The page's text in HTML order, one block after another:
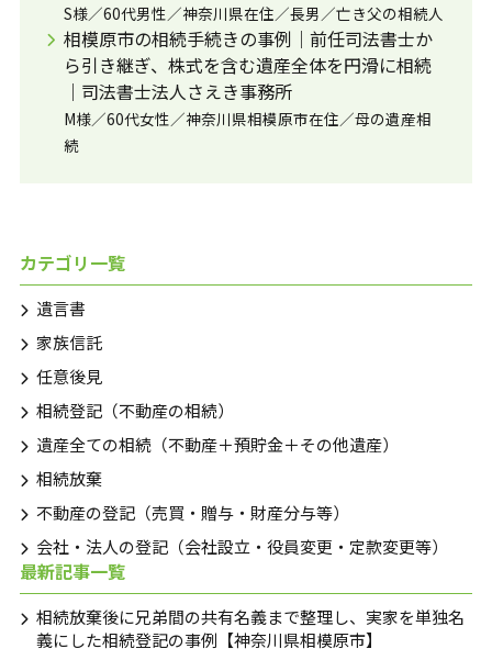
S様／60代男性／神奈川県在住／長男／亡き父の相続人
相模原市の相続手続きの事例｜前任司法書士か
ら引き継ぎ、株式を含む遺産全体を円滑に相続
｜司法書士法人さえき事務所
M様／60代女性／神奈川県相模原市在住／母の遺産相
続
カテゴリ一覧
遺言書
家族信託
任意後見
相続登記（不動産の相続）
遺産全ての相続（不動産＋預貯金＋その他遺産）
相続放棄
不動産の登記（売買・贈与・財産分与等）
会社・法人の登記（会社設立・役員変更・定款変更等）
最新記事一覧
相続放棄後に兄弟間の共有名義まで整理し、実家を単独名
義にした相続登記の事例【神奈川県相模原市】